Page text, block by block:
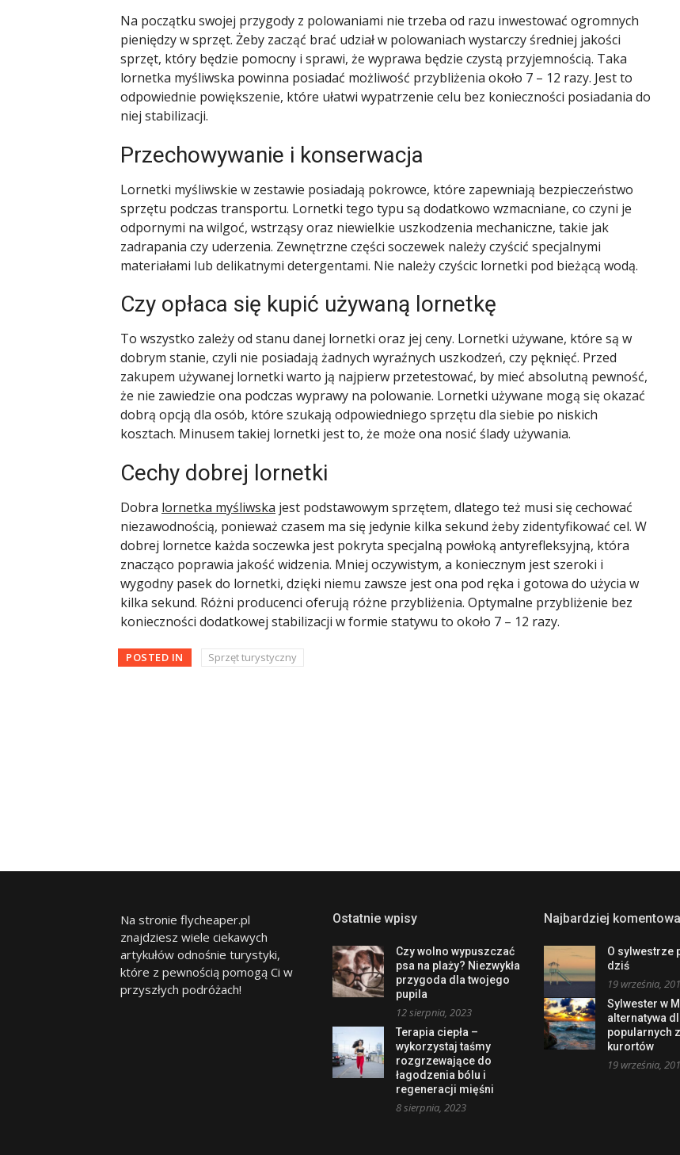
Na początku swojej przygody z polowaniami nie trzeba od razu inwestować ogromnych
pieniędzy w sprzęt. Żeby zacząć brać udział w polowaniach wystarczy średniej jakości
sprzęt, który będzie pomocny i sprawi, że wyprawa będzie czystą przyjemnością. Taka
lornetka myśliwska powinna posiadać możliwość przybliżenia około 7 – 12 razy. Jest to
odpowiednie powiększenie, które ułatwi wypatrzenie celu bez konieczności posiadania do
niej stabilizacji.
Przechowywanie i konserwacja
Lornetki myśliwskie w zestawie posiadają pokrowce, które zapewniają bezpieczeństwo
sprzętu podczas transportu. Lornetki tego typu są dodatkowo wzmacniane, co czyni je
odpornymi na wilgoć, wstrząsy oraz niewielkie uszkodzenia mechaniczne, takie jak
zadrapania czy uderzenia. Zewnętrzne części soczewek należy czyścić specjalnymi
materiałami lub delikatnymi detergentami. Nie należy czyścic lornetki pod bieżącą wodą.
Czy opłaca się kupić używaną lornetkę
To wszystko zależy od stanu danej lornetki oraz jej ceny. Lornetki używane, które są w
dobrym stanie, czyli nie posiadają żadnych wyraźnych uszkodzeń, czy pęknięć. Przed
zakupem używanej lornetki warto ją najpierw przetestować, by mieć absolutną pewność,
że nie zawiedzie ona podczas wyprawy na polowanie. Lornetki używane mogą się okazać
dobrą opcją dla osób, które szukają odpowiedniego sprzętu dla siebie po niskich
kosztach. Minusem takiej lornetki jest to, że może ona nosić ślady używania.
Cechy dobrej lornetki
Dobra lornetka myśliwska jest podstawowym sprzętem, dlatego też musi się cechować
niezawodnością, ponieważ czasem ma się jedynie kilka sekund żeby zidentyfikować cel. W
dobrej lornetce każda soczewka jest pokryta specjalną powłoką antyrefleksyjną, która
znacząco poprawia jakość widzenia. Mniej oczywistym, a koniecznym jest szeroki i
wygodny pasek do lornetki, dzięki niemu zawsze jest ona pod ręka i gotowa do użycia w
kilka sekund. Różni producenci oferują różne przybliżenia. Optymalne przybliżenie bez
konieczności dodatkowej stabilizacji w formie statywu to około 7 – 12 razy.
POSTED IN Sprzęt turystyczny
Na stronie flycheaper.pl
znajdziesz wiele ciekawych
artykułów odnośnie turystyki,
które z pewnością pomogą Ci w
przyszłych podróżach!
Ostatnie wpisy
Czy wolno wypuszczać
psa na plaży? Niezwykła
przygoda dla twojego
pupila
12 sierpnia, 2023
Terapia ciepła –
wykorzystaj taśmy
rozgrzewające do
łagodzenia bólu i
regeneracji mięśni
8 sierpnia, 2023
Najbardziej
O sylwestrze
dziś
19 września,
Sylwester w
alternatywa
popularnych
kurortów
19 września,